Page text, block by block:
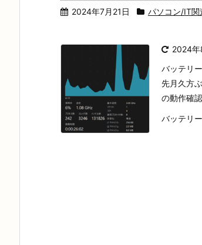
2024年7月21日 パソコン/IT関
2024年
バッテリ
先月久方
の動作確
バッテリ